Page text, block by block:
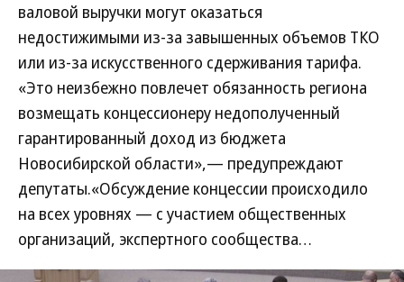
валовой выручки могут оказаться
недостижимыми из-за завышенных объемов ТКО
или из-за искусственного сдерживания тарифа.
«Это неизбежно повлечет обязанность региона
возмещать концессионеру недополученный
гарантированный доход из бюджета
Новосибирской области»,— предупреждают
депутаты.«Обсуждение концессии происходило
на всех уровнях — с участием общественных
организаций, экспертного сообщества…